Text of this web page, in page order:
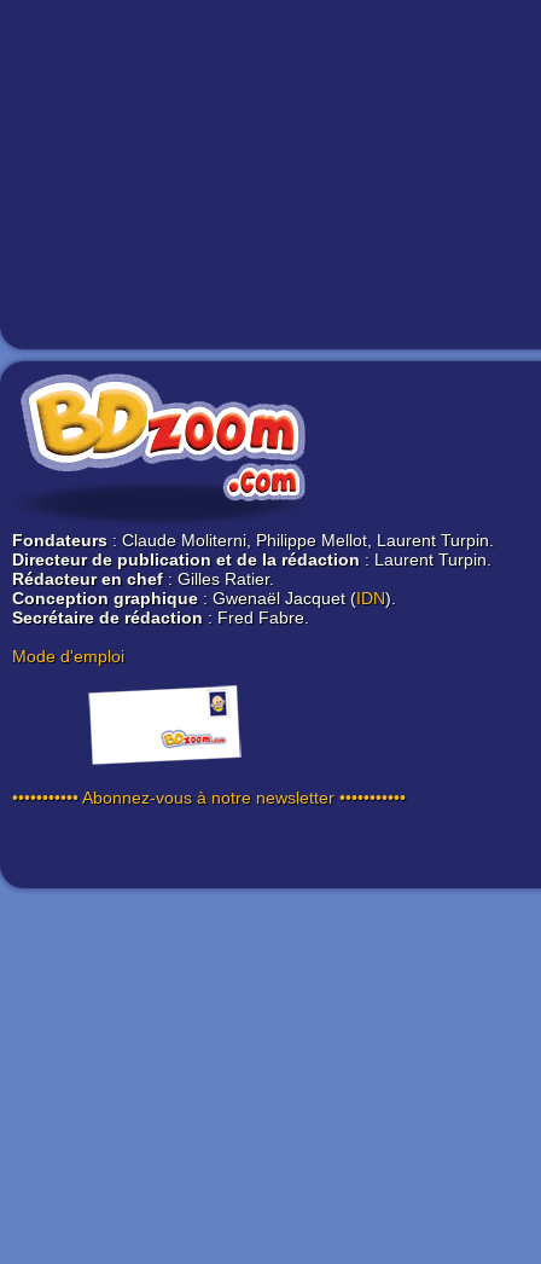
Fondateurs : Claude Moliterni, Philippe Mellot, Laurent Turpin.
Directeur de publication et de la rédaction : Laurent Turpin.
Rédacteur en chef: Gilles Ratier.
Conception graphique: Gwenaël Jacquet (IDN).
Secrétaire de rédaction : Fred Fabre.
Mode d'emploi
••••••••••• Abonnez-vous à notre newsletter •••••••••••